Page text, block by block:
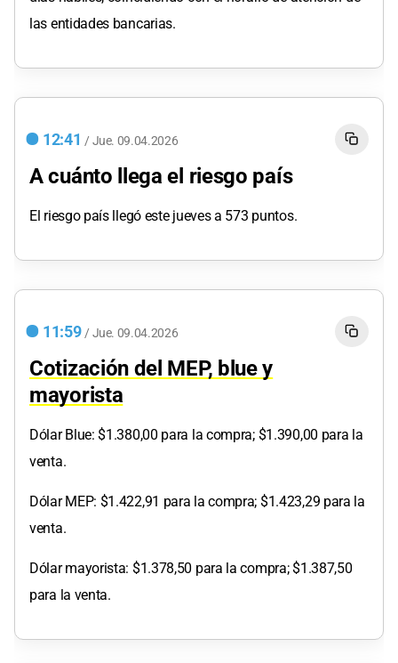
las entidades bancarias.
12:41 / Jue. 09.04.2026
A cuánto llega el riesgo país
El riesgo país llegó este jueves a 573 puntos.
11:59 / Jue. 09.04.2026
Cotización del MEP, blue y
mayorista
Dólar Blue: $1.380,00 para la compra; $1.390,00 para la
venta.
Dólar MEP: $1.422,91 para la compra; $1.423,29 para la
venta.
Dólar mayorista: $1.378,50 para la compra; $1.387,50
para la venta.